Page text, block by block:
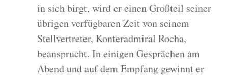
in sich birgt, wird er einen Großteil seiner
übrigen verfügbaren Zeit von seinem
Stellvertreter, Konteradmiral Rocha,
beansprucht. In einigen Gesprächen am
Abend und auf dem Empfang gewinnt er